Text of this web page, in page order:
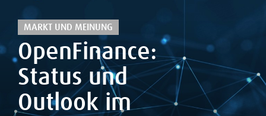
MARKT UND MEINUNG
OpenFinance:
Status und
Outlook im